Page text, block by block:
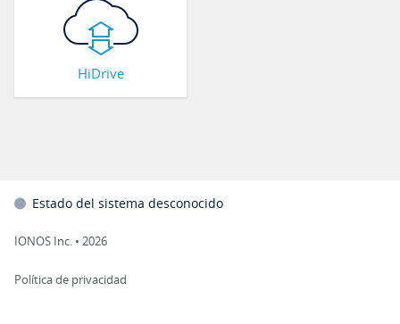
HiDrive
Estado del sistema desconocido
IONOS Inc. • 2026
Política de privacidad